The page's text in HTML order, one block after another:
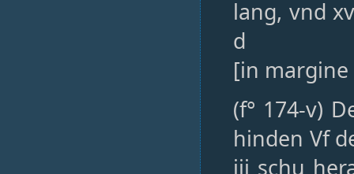
lang, vnd
d
[in margine
(f° 174-v)
hinden Vf
iij schu